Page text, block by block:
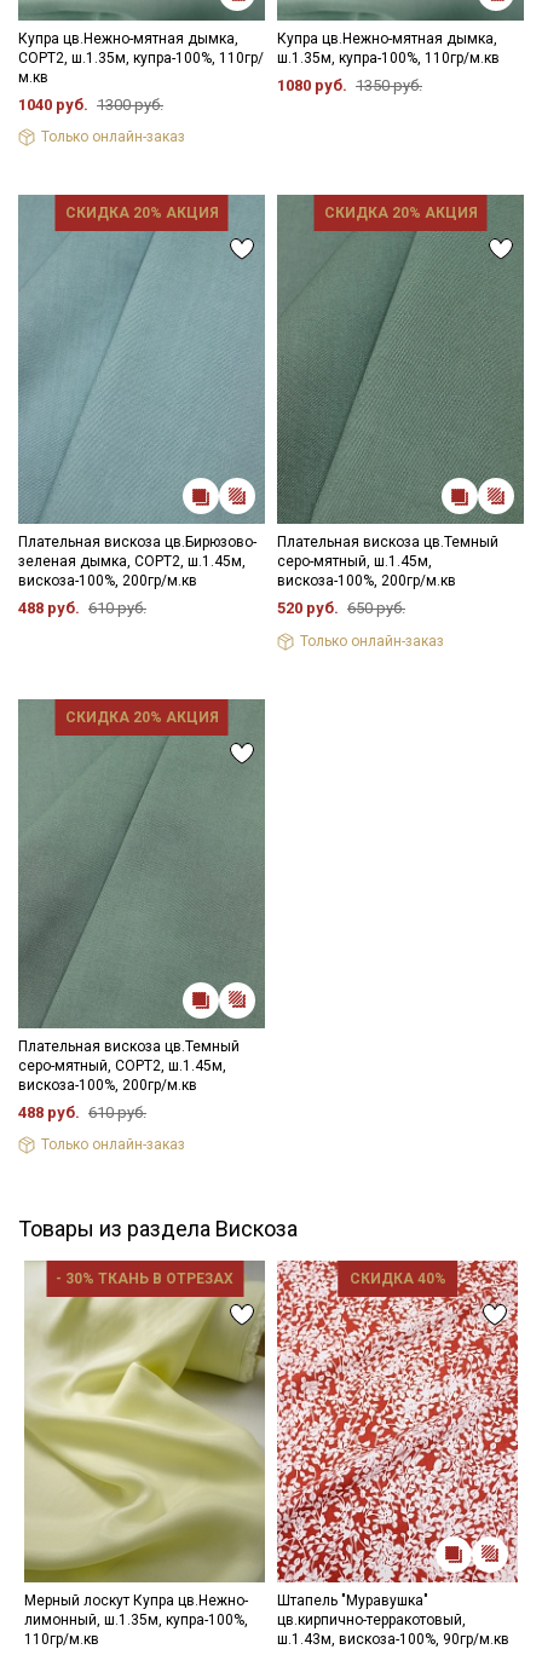
Купра цв.Нежно-мятная дымка,
СОРТ2, ш.1.35м, купра-100%, 110гр/
м.кв
1040 руб. 1300 руб.
Только онлайн-заказ
Купра цв.Нежно-мятная дымка,
ш.1.35м, купра-100%, 110гр/м.кв
1080 руб. 1350 руб.
СКИДКА 20% АКЦИЯ
Плательная вискоза цв.Бирюзово-
зеленая дымка, СОРТ2, ш.1.45м,
вискоза-100%, 200гр/м.кв
488 руб. 610 руб.
СКИДКА 20% АКЦИЯ
Плательная вискоза цв.Темный
серо-мятный, ш.1.45м,
вискоза-100%, 200гр/м.кв
520 руб. 650 руб.
Только онлайн-заказ
СКИДКА 20% АКЦИЯ
Плательная вискоза цв.Темный
серо-мятный, СОРТ2, ш.1.45м,
вискоза-100%, 200гр/м.кв
488 руб. 610 руб.
Только онлайн-заказ
Товары из раздела Вискоза
- 30% ТКАНЬ В ОТРЕЗАХ
Мерный лоскут Купра цв.Нежно-
лимонный, ш.1.35м, купра-100%,
110гр/м.кв
СКИДКА 40%
Штапель "Муравушка"
цв.кирпично-терракотовый,
ш.1.43м, вискоза-100%, 90гр/м.кв